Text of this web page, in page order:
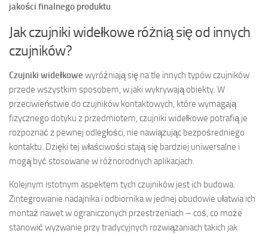
jakości finalnego produktu.
Jak czujniki widełkowe różnią się od innych
czujników?
Czujniki widełkowe wyróżniają się na tle innych typów czujników
przede wszystkim sposobem, w jaki wykrywają obiekty. W
przeciwieństwie do czujników kontaktowych, które wymagają
fizycznego dotyku z przedmiotem, czujniki widełkowe potrafią je
rozpoznać z pewnej odległości, nie nawiązując bezpośredniego
kontaktu. Dzięki tej właściwości stają się bardziej uniwersalne i
mogą być stosowane w różnorodnych aplikacjach.
Kolejnym istotnym aspektem tych czujników jest ich budowa.
Zintegrowanie nadajnika i odbiornika w jednej obudowie ułatwia ich
montaż nawet w ograniczonych przestrzeniach – coś, co może
stanowić wyzwanie przy tradycyjnych rozwiązaniach takich jak